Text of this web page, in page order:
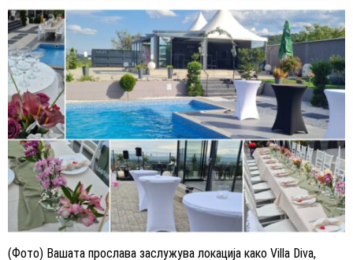
(Фото) Вашата прослава заслужува локација како Villa Diva,